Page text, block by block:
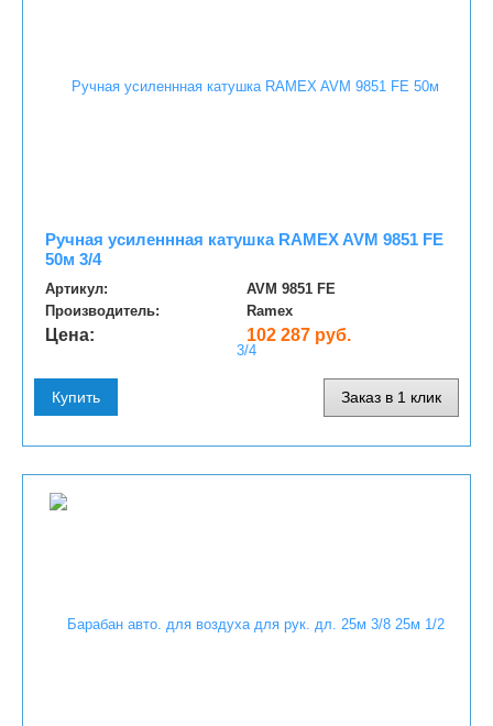
Ручная усиленнная катушка RAMEX AVM 9851 FE
50м 3/4
Артикул:
AVM 9851 FE
Производитель:
Ramex
Цена: 102 287 руб.
Купить Заказ в 1 клик